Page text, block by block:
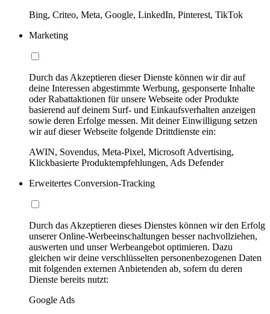
Bing, Criteo, Meta, Google, LinkedIn, Pinterest, TikTok
Marketing
Durch das Akzeptieren dieser Dienste können wir dir auf
deine Interessen abgestimmte Werbung, gesponserte Inhalte
oder Rabattaktionen für unsere Webseite oder Produkte
basierend auf deinem Surf- und Einkaufsverhalten anzeigen
sowie deren Erfolge messen. Mit deiner Einwilligung setzen
wir auf dieser Webseite folgende Drittdienste ein:
AWIN, Sovendus, Meta-Pixel, Microsoft Advertising,
Klickbasierte Produktempfehlungen, Ads Defender
Erweitertes Conversion-Tracking
Durch das Akzeptieren dieses Dienstes können wir den Erfolg
unserer Online-Werbeeinschaltungen besser nachvollziehen,
auswerten und unser Werbeangebot optimieren. Dazu
gleichen wir deine verschlüsselten personenbezogenen Daten
mit folgenden externen Anbietenden ab, sofern du deren
Dienste bereits nutzt:
Google Ads